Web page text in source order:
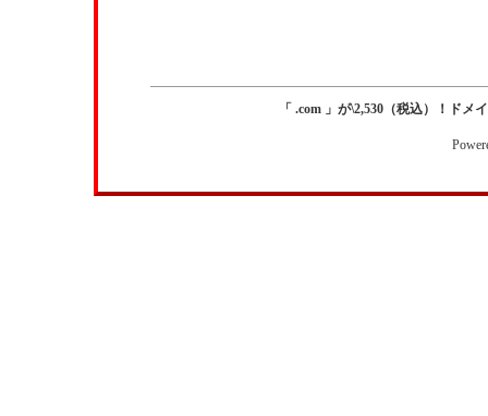
「 .com 」が\2,530（税込）！ド